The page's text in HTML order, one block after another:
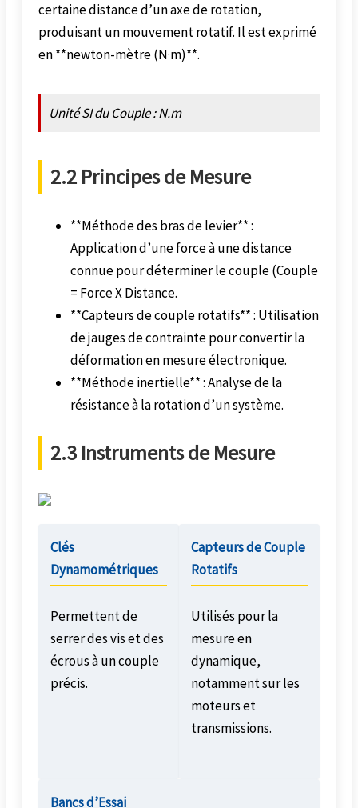
certaine distance d’un axe de rotation,
produisant un mouvement rotatif. Il est exprimé
en **newton-mètre (N·m)**.
Unité SI du Couple : N.m
2.2 Principes de Mesure
**Méthode des bras de levier** :
Application d’une force à une distance
connue pour déterminer le couple (Couple
= Force X Distance.
**Capteurs de couple rotatifs** : Utilisation
de jauges de contrainte pour convertir la
déformation en mesure électronique.
**Méthode inertielle** : Analyse de la
résistance à la rotation d’un système.
2.3 Instruments de Mesure
Clés
Dynamométriques
Permettent de
serrer des vis et des
écrous à un couple
précis.
Capteurs de Couple
Rotatifs
Utilisés pour la
mesure en
dynamique,
notamment sur les
moteurs et
transmissions.
Bancs d’Essai